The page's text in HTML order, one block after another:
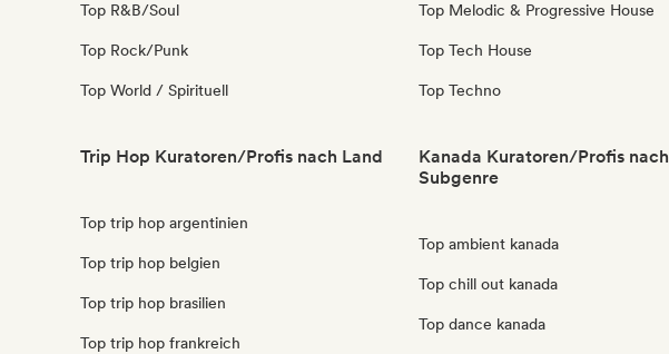
Top R&B/Soul
Top Rock/Punk
Top World / Spirituell
Top Melodic & Progressive House
Top Tech House
Top Techno
Trip Hop Kuratoren/Profis nach Land
Top trip hop argentinien
Top trip hop belgien
Top trip hop brasilien
Top trip hop frankreich
Kanada Kuratoren/Profis nach
Subgenre
Top ambient kanada
Top chill out kanada
Top dance kanada